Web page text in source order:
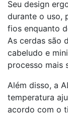
Seu design
durante o uso,
fios enquanto
As cerdas são
cabeludo e
processo mais
Além disso, a
temperatura
acordo com o